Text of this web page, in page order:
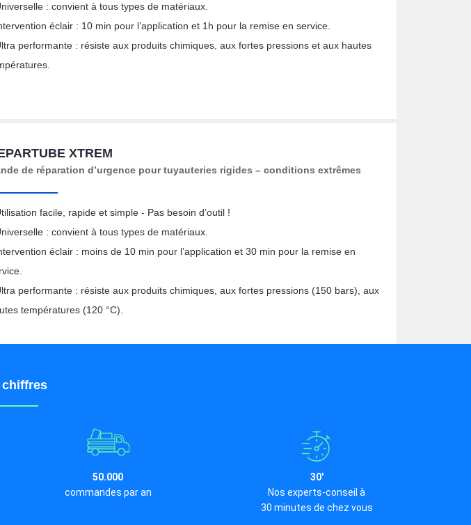
: convient à tous types de matériaux.
éclair : 10 min pour l’application et 1h pour la remise en service.
performante : résiste aux produits chimiques, aux fortes pressions et aux hautes
XTREM
de réparation d’urgence pour tuyauteries rigides – conditions extrêmes
facile, rapide et simple - Pas besoin d’outil !
: convient à tous types de matériaux.
éclair : moins de 10 min pour l’application et 30 min pour la remise en
performante : résiste aux produits chimiques, aux fortes pressions (150 bars), aux
températures (120 °C).
chiffres
50.000
commandes par an
30'
Nos experts-conseil à
30 minutes de chez vous